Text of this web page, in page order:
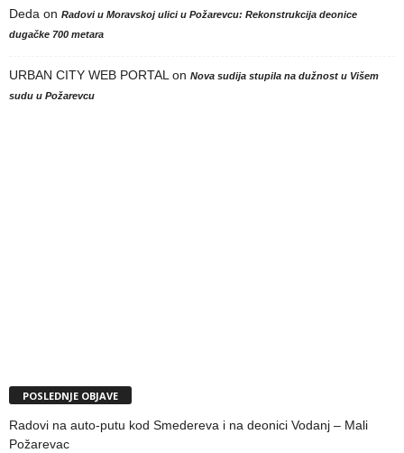
Deda on Radovi u Moravskoj ulici u Požarevcu: Rekonstrukcija deonice
dugačke 700 metara
URBAN CITY WEB PORTAL on Nova sudija stupila na dužnost u Višem
sudu u Požarevcu
POSLEDNJE OBJAVE
Radovi na auto-putu kod Smedereva i na deonici Vodanj – Mali
Požarevac